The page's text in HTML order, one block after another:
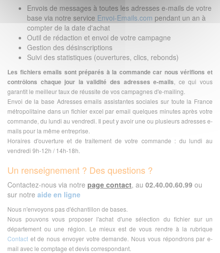
Envois de messages à toutes les adresses e-mails de votre
base via notre service Envoi-Emails.com pendant un an à
compter de la date d'achat
Outil de rédaction et envoi de votre campagne
Gestion des désinscriptions
Suivi des statistiques (ouvertures, clics, rebonds)
Les fichiers emails sont préparés à la commande car nous vérifions et
contrôlons chaque jour la validité des adresses e-mails , ce qui vous
garantit le meilleur taux de réussite de vos campagnes d'e-mailing.
Envoi de la base Adresses emails assistantes sociales sur toute la France
métropolitaine dans un fichier excel par email quelques minutes après votre
commande, du lundi au vendredi. Il peut y avoir une ou plusieurs adresses e-
mails pour la même entreprise.
Horaires d'ouverture et de traitement de votre commande : du lundi au
vendredi 9h-12h / 14h-18h.
Un renseignement ? Des questions ?
Contactez-nous via notre page contact, au 02.40.00.60.99 ou
sur notre aide en ligne
Nous n'envoyons pas d'échantillon de bases.
Nous pouvons vous proposer l'achat d'une sélection du fichier sur un
département ou une région. Le mieux est de vous rendre à la rubrique
Contact et de nous envoyer votre demande. Nous vous répondrons par e-
mail avec le comptage et devis correspondant.